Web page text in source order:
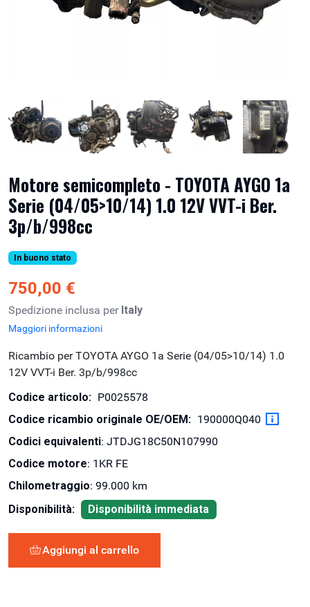
Motore semicompleto - TOYOTA AYGO 1a
Serie (04/05>10/14) 1.0 12V VVT-i Ber.
3p/b/998cc
In buono stato
750,00 €
Spedizione inclusa per Italy
Maggiori informazioni
Ricambio per TOYOTA AYGO 1a Serie (04/05>10/14) 1.0
12V VVT-i Ber. 3p/b/998cc
Codice articolo: P0025578
Codice ricambio originale OE/OEM: 190000Q040
Codici equivalenti: JTDJG18C50N107990
Codice motore: 1KR FE
Chilometraggio: 99.000 km
Disponibilità:
Disponibilità immediata
Aggiungi al carrello